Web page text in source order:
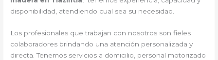
disponibilidad, atendiendo cual sea su necesidad.
Los profesionales que trabajan con nosotros son fieles
colaboradores brindando una atención personalizada y
directa. Tenemos servicios a domicilio, personal motorizado